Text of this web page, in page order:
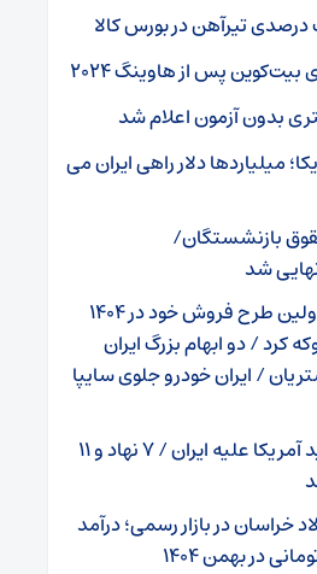
تیرآهن در بورس کالا
بدون آزمون اعلام شد
میلیاردها دلار راهی ایران می
بازنشستگان/
شد
ایران خودرو در اولین طرح فروش خود در ۱۴۰۴
کرد / دو ابهام بزرگ ایران
/ ایران خودرو جلوی سایپا
تحریم‌های جدید آمریکا علیه ایران / ۷ نهاد و ۱۱
خراسان در بازار رسمی؛ درآمد